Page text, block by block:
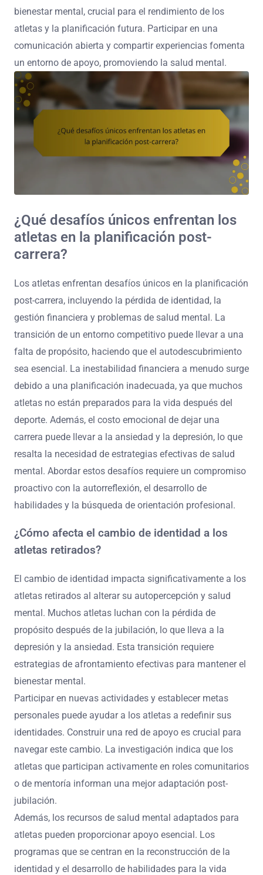
bienestar mental, crucial para el rendimiento de los
atletas y la planificación futura. Participar en una
comunicación abierta y compartir experiencias fomenta
un entorno de apoyo, promoviendo la salud mental.
¿Qué desafíos únicos enfrentan los
atletas en la planificación post-
carrera?
Los atletas enfrentan desafíos únicos en la planificación
post-carrera, incluyendo la pérdida de identidad, la
gestión financiera y problemas de salud mental. La
transición de un entorno competitivo puede llevar a una
falta de propósito, haciendo que el autodescubrimiento
sea esencial. La inestabilidad financiera a menudo surge
debido a una planificación inadecuada, ya que muchos
atletas no están preparados para la vida después del
deporte. Además, el costo emocional de dejar una
carrera puede llevar a la ansiedad y la depresión, lo que
resalta la necesidad de estrategias efectivas de salud
mental. Abordar estos desafíos requiere un compromiso
proactivo con la autorreflexión, el desarrollo de
habilidades y la búsqueda de orientación profesional.
¿Cómo afecta el cambio de identidad a los
atletas retirados?
El cambio de identidad impacta significativamente a los
atletas retirados al alterar su autopercepción y salud
mental. Muchos atletas luchan con la pérdida de
propósito después de la jubilación, lo que lleva a la
depresión y la ansiedad. Esta transición requiere
estrategias de afrontamiento efectivas para mantener el
bienestar mental.
Participar en nuevas actividades y establecer metas
personales puede ayudar a los atletas a redefinir sus
identidades. Construir una red de apoyo es crucial para
navegar este cambio. La investigación indica que los
atletas que participan activamente en roles comunitarios
o de mentoría informan una mejor adaptación post-
jubilación.
Además, los recursos de salud mental adaptados para
atletas pueden proporcionar apoyo esencial. Los
programas que se centran en la reconstrucción de la
identidad y el desarrollo de habilidades para la vida